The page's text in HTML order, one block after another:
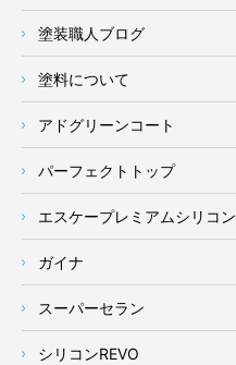
塗装職人ブログ
塗料について
アドグリーンコート
パーフェクトトップ
エスケープレミアムシリコン
ガイナ
スーパーセラン
シリコンREVO